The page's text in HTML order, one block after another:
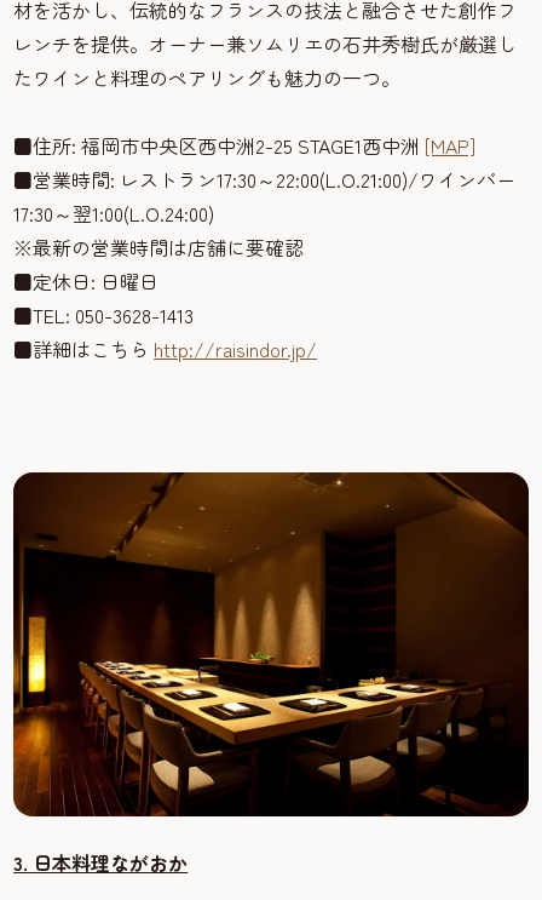
材を活かし、伝統的なフランスの技法と融合させた創作フ
レンチを提供。オーナー兼ソムリエの石井秀樹氏が厳選し
たワインと料理のペアリングも魅力の一つ。
■住所: 福岡市中央区西中洲2-25 STAGE1西中洲 [MAP]
■営業時間: レストラン17:30～22:00(L.O.21:00)/ワインバー
17:30～翌1:00(L.O.24:00)
※最新の営業時間は店舗に要確認
■定休日: 日曜日
■TEL: 050-3628-1413
■詳細はこちら http://raisindor.jp/
3. 日本料理ながおか